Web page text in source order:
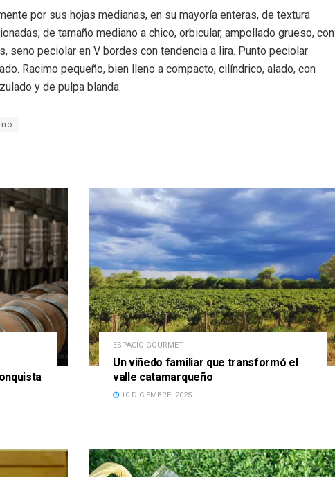
por sus hojas medianas, en su mayoría enteras, de textura
de tamaño mediano a chico, orbicular, ampollado grueso, con
seno peciolar en V bordes con tendencia a lira. Punto peciolar
Racimo pequeño, bien lleno a compacto, cilíndrico, alado, con
y de pulpa blanda.
ESPACIO GOURMET
Un viñedo familiar que transformó el
valle catamarqueño
10 DICIEMBRE, 2025